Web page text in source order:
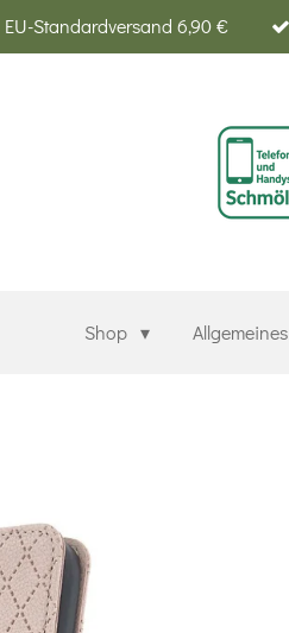
EU-Standardversand 6,90 €
Shop Allgemeines